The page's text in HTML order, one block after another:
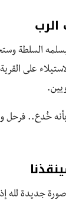
السلطة
على
خُدع.. فرحل
جديدة لله إذا